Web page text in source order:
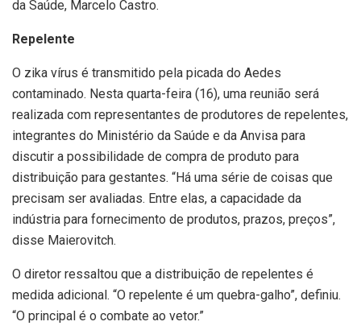
da Saúde, Marcelo Castro.
Repelente
O zika vírus é transmitido pela picada do Aedes
contaminado. Nesta quarta-feira (16), uma reunião será
realizada com representantes de produtores de repelentes,
integrantes do Ministério da Saúde e da Anvisa para
discutir a possibilidade de compra de produto para
distribuição para gestantes. “Há uma série de coisas que
precisam ser avaliadas. Entre elas, a capacidade da
indústria para fornecimento de produtos, prazos, preços”,
disse Maierovitch.
O diretor ressaltou que a distribuição de repelentes é
medida adicional. “O repelente é um quebra-galho”, definiu.
“O principal é o combate ao vetor.”